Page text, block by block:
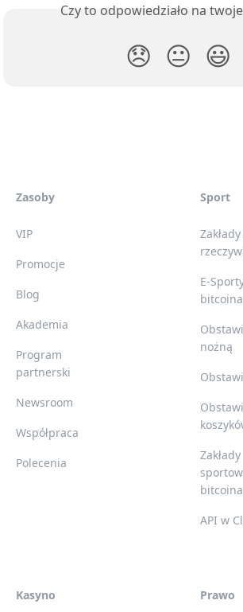
Czy to odpowiedziało na
😞 😐 😃
Zasoby
VIP
Promocje
Blog
Akademia
Program
partnerski
Newsroom
Współpraca
Polecenia
Sport
E-
nożną
Zakłady
API w
Kasyno Prawo